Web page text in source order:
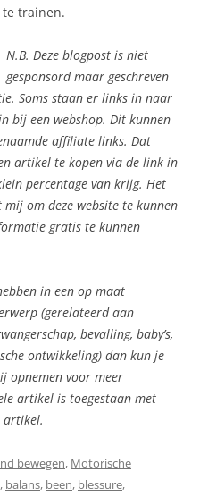
te trainen.
N.B. Deze blogpost is niet
gesponsord maar geschreven
Soms staan er links in naar
bij een webshop. Dit kunnen
affiliate links. Dat
artikel te kopen via de link in
percentage van krijg. Het
om deze website te kunnen
gratis te kunnen
in een op maat
(gerelateerd aan
bevalling, baby’s,
ontwikkeling) dan kun je
opnemen voor meer
artikel is toegestaan met
artikel.
bewegen, Motorische
, balans, been, blessure,